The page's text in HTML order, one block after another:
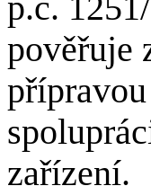
p.č.
pověřuje
zařízení.